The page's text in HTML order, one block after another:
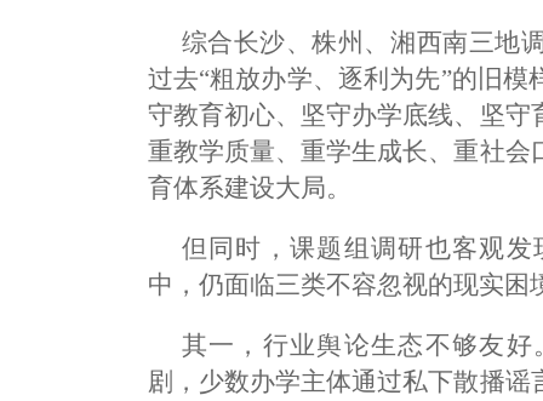
综合长沙、株州、湘西南三地
过去“粗放办学、逐利为先”的旧
守教育初心、坚守办学底线、坚
重教学质量、重学生成长、重社
育体系建设大局。
但同时，课题组调研也客观
中，仍面临三类不容忽视的现实困
其一，行业舆论生态不够友
剧，少数办学主体通过私下散播